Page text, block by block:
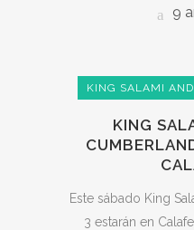
9
KING SALAMI
KING
Este sábado King
3 estarán en